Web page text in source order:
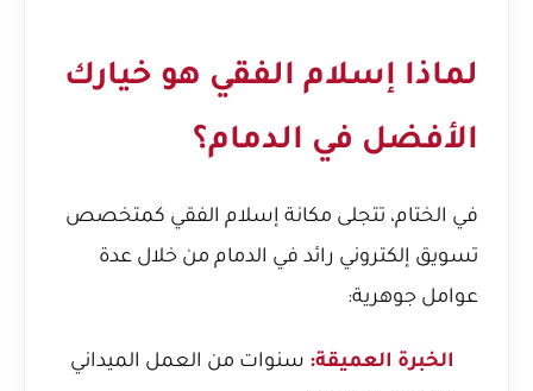
لماذا إسلام الفقي هو خيارك
الأفضل في الدمام؟
في الختام، تتجلى مكانة إسلام الفقي كمتخصص
تسويق إلكتروني رائد في الدمام من خلال عدة
عوامل جوهرية:
الخبرة العميقة: سنوات من العمل الميداني